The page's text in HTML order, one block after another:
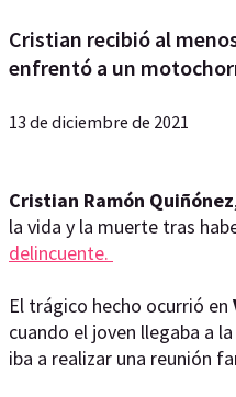
Cristian recibió al
enfrentó a un
13 de diciembre de 2021
Cristian Ramón Quiñónez
la vida y la muerte tras
delincuente.
El trágico hecho ocurrió en
cuando el joven llegaba a
iba a realizar una reunión